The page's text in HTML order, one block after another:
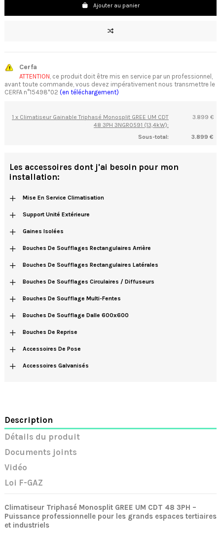
Ajouter au panier
Cerfa
ATTENTION, ce produit doit être mis en service par un professionnel,
avant toute commande, vous devez impérativement nous transmettre le
CERFA n°15498*02 (en téléchargement)
1 x Climatiseur Gainable Triphasé Monosplit GREE UM CDT
48 3PH 3NGR0591 (13,4kW):
3.899 €
Sous-total: 3.899 €
Les accessoires dont j'ai besoin pour mon
installation:
+ Mise En Service Climatisation
+ Support Unité Extérieure
+ Gaines Isolées
+ Bouches De Soufflages Rectangulaires Arrière
+ Bouches De Soufflages Rectangulaires Latérales
+ Bouches De Soufflages Circulaires / Diffuseurs
+ Bouches De Soufflage Multi-Fentes
+ Bouches De Soufflage Dalle 600x600
+ Bouches De Reprise
+ Accessoires De Pose
+ Accessoires Galvanisés
Description
Détails du produit
Documents joints
Vidéo
Loi F-GAZ
Climatiseur Triphasé Monosplit GREE UM CDT 48 3PH –
Puissance professionnelle pour les grands espaces tertiaires
et industriels